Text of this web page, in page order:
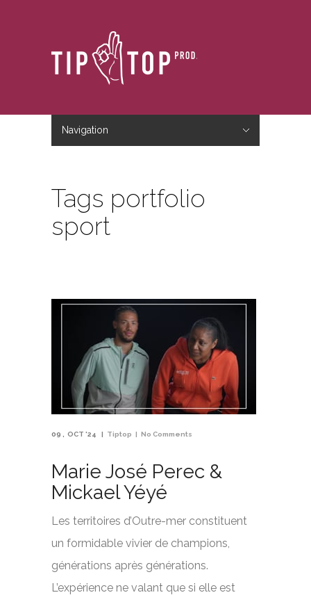
Navigation
Tags portfolio
sport
09 OCT '24 Tiptop No Comments
Marie José Perec &
Mickael Yéyé
Les territoires d’Outre-mer constituent
un formidable vivier de champions,
générations après générations.
L’expérience ne valant que si elle est